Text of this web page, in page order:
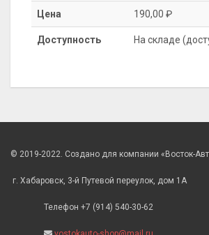
Цена 190,00 ₽
Доступность На складе
© 2019-2022. Создано для компании «Восток-
г. Хабаровск, 3-й Путевой переулок, дом 1А
Телефон +7 (914) 540-30-62